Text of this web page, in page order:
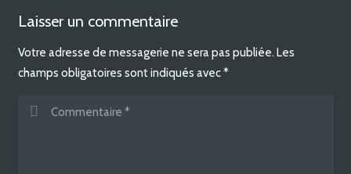
Laisser un commentaire
Votre adresse de messagerie ne sera pas publiée. Les
champs obligatoires sont indiqués avec*